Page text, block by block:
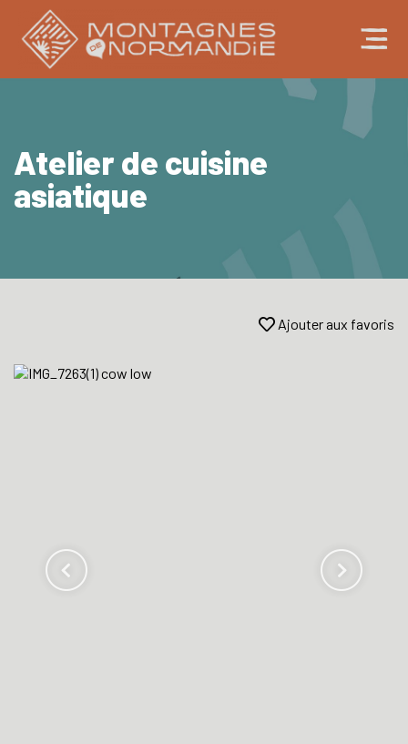
Atelier de cuisine
asiatique
Ajouter aux favoris